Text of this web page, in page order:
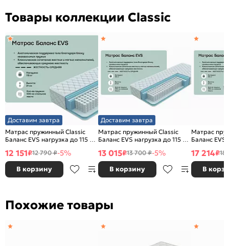
Товары коллекции Classic
Доставим завтра
Матрас пружинный Classic
Баланс EVS нагрузка до 115 кг
12 151₽12 790 ₽-5%
В корзину
Доставим завтра
Матрас пружинный Classic
Баланс EVS нагрузка до 115 кг
13 015₽13 700 ₽-5%
В корзину
Матрас
Баланс EVS
17 214₽18
В
Похожие товары